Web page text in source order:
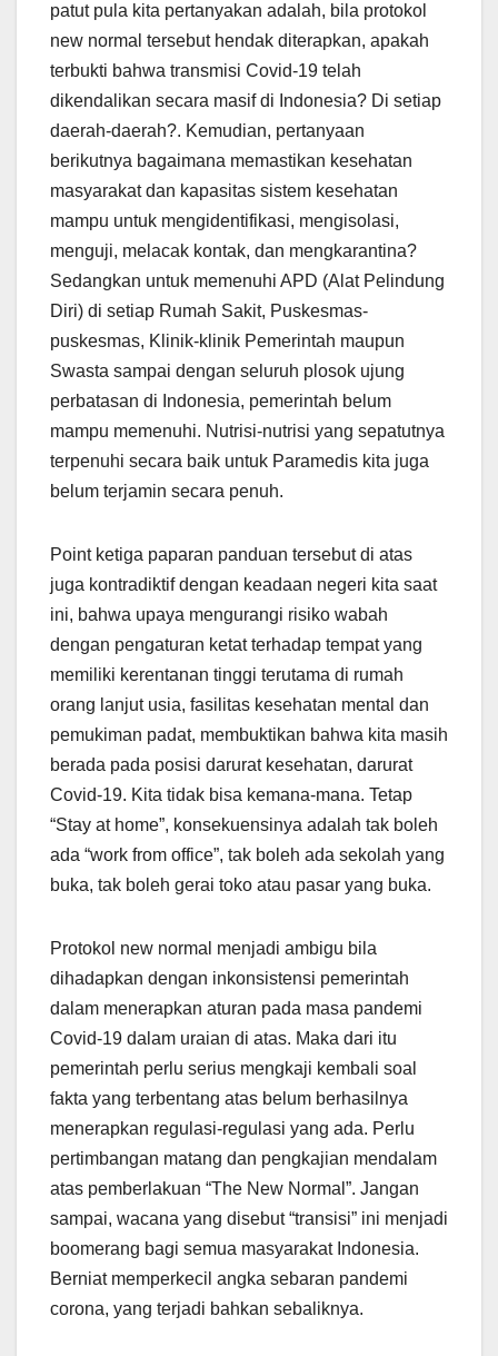
patut pula kita pertanyakan adalah, bila protokol
new normal tersebut hendak diterapkan, apakah
terbukti bahwa transmisi Covid-19 telah
dikendalikan secara masif di Indonesia? Di setiap
daerah-daerah?. Kemudian, pertanyaan
berikutnya bagaimana memastikan kesehatan
masyarakat dan kapasitas sistem kesehatan
mampu untuk mengidentifikasi, mengisolasi,
menguji, melacak kontak, dan mengkarantina?
Sedangkan untuk memenuhi APD (Alat Pelindung
Diri) di setiap Rumah Sakit, Puskesmas-
puskesmas, Klinik-klinik Pemerintah maupun
Swasta sampai dengan seluruh plosok ujung
perbatasan di Indonesia, pemerintah belum
mampu memenuhi. Nutrisi-nutrisi yang sepatutnya
terpenuhi secara baik untuk Paramedis kita juga
belum terjamin secara penuh.
Point ketiga paparan panduan tersebut di atas
juga kontradiktif dengan keadaan negeri kita saat
ini, bahwa upaya mengurangi risiko wabah
dengan pengaturan ketat terhadap tempat yang
memiliki kerentanan tinggi terutama di rumah
orang lanjut usia, fasilitas kesehatan mental dan
pemukiman padat, membuktikan bahwa kita masih
berada pada posisi darurat kesehatan, darurat
Covid-19. Kita tidak bisa kemana-mana. Tetap
“Stay at home”, konsekuensinya adalah tak boleh
ada “work from office”, tak boleh ada sekolah yang
buka, tak boleh gerai toko atau pasar yang buka.
Protokol new normal menjadi ambigu bila
dihadapkan dengan inkonsistensi pemerintah
dalam menerapkan aturan pada masa pandemi
Covid-19 dalam uraian di atas. Maka dari itu
pemerintah perlu serius mengkaji kembali soal
fakta yang terbentang atas belum berhasilnya
menerapkan regulasi-regulasi yang ada. Perlu
pertimbangan matang dan pengkajian mendalam
atas pemberlakuan “The New Normal”. Jangan
sampai, wacana yang disebut “transisi” ini menjadi
boomerang bagi semua masyarakat Indonesia.
Berniat memperkecil angka sebaran pandemi
corona, yang terjadi bahkan sebaliknya.